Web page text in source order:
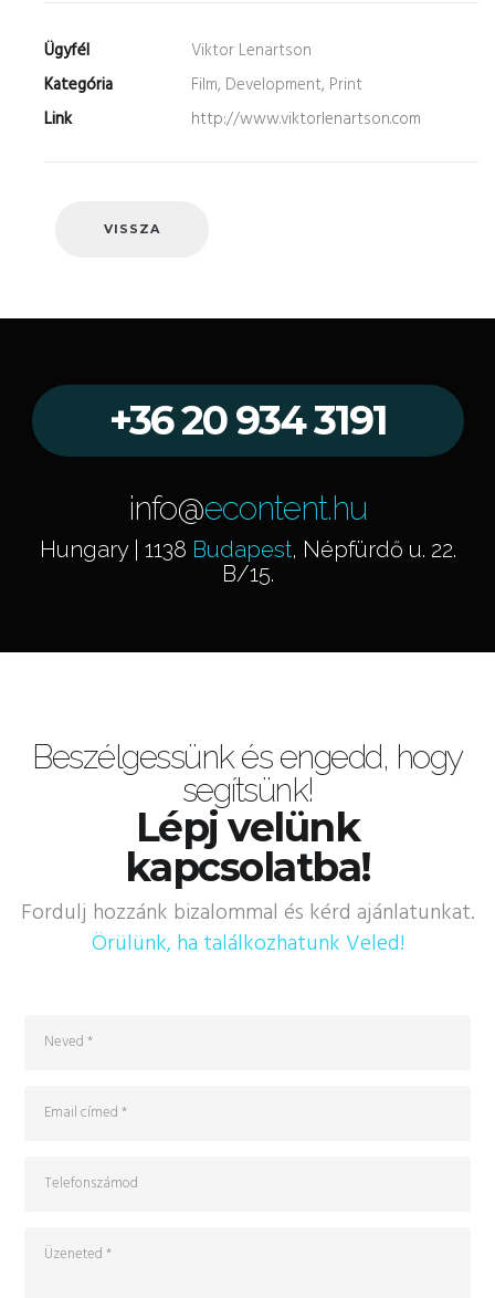
Ügyfél
Viktor Lenartson
Kategória
Film, Development, Print
Link
http://www.viktorlenartson.com
VISSZA
+36 20 934 3191
info@econtent.hu
Hungary | 1138 Budapest, Népfürdő u. 22.
B/15.
Beszélgessünk és engedd, hogy
segítsünk!
Lépj velünk
kapcsolatba!
Fordulj hozzánk bizalommal és kérd ajánlatunkat.
Örülünk, ha találkozhatunk Veled!